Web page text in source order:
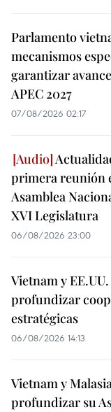
Parlamento
mecanismos
garantizar
APEC 2027
07/08/2026 02:17
primera reunión
Asamblea
XVI Legislatura
06/08/2026 23:00
Vietnam y
profundizar
estratégicas
06/08/2026 14:13
Vietnam y
profundizar su